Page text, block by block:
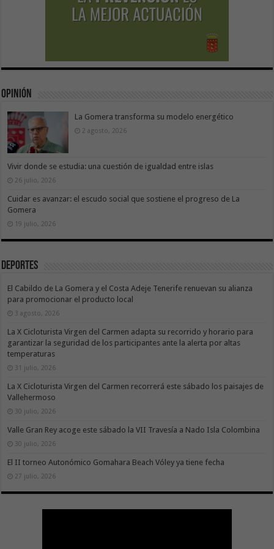
Opinión
La Gomera transforma su modelo energético
2 agosto, 2026
Vivir donde se estudia: una cuestión de igualdad entre islas
26 julio, 2026
Cuidar es avanzar: el escudo social que sostiene el progreso de La
Gomera
19 julio, 2026
Deportes
El Cabildo de La Gomera y el Costa Adeje Tenerife renuevan su alianza
para promocionar el producto local
3 agosto, 2026
La X Cicloturista Virgen del Carmen adapta su recorrido y horario para
garantizar la seguridad de los participantes ante la alerta por altas
temperaturas
31 julio, 2026
La X Cicloturista Virgen del Carmen recorrerá este sábado los paisajes de
Vallehermoso
30 julio, 2026
Valle Gran Rey acoge este sábado la VII Travesía a Nado Isla Colombina
30 julio, 2026
El II torneo Autonómico Gomahara Beach Vóley ya tiene fecha
27 julio, 2026